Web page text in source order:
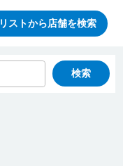
リストから店舗を検索
検索